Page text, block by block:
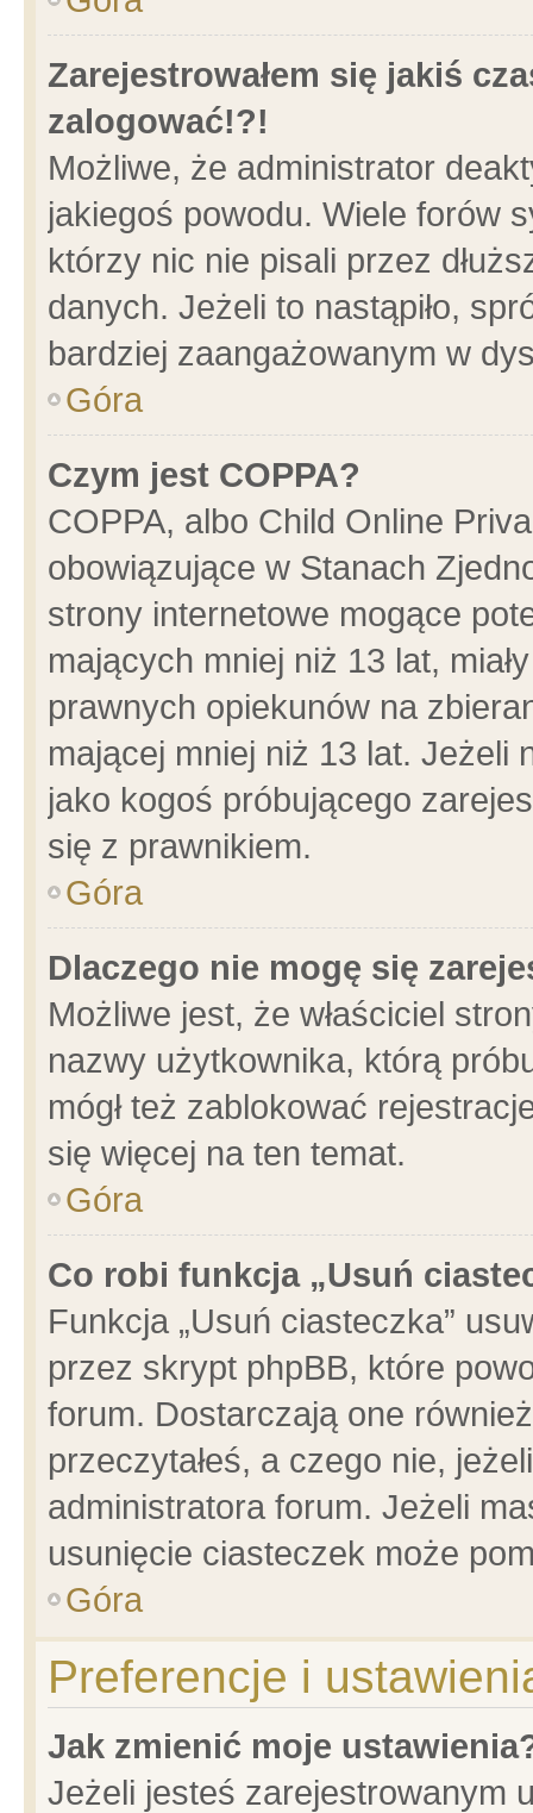
Zarejestrowałem się jakiś
zalogować!?!
Możliwe, że administrator
jakiegoś powodu. Wiele forów
którzy nic nie pisali przez
danych. Jeżeli to nastąpiło,
bardziej zaangażowanym w
Góra
Czym jest COPPA?
COPPA, albo Child Online
obowiązujące w Stanach
strony internetowe mogące
mających mniej niż 13 lat,
prawnych opiekunów na
mającej mniej niż 13 lat. Jeżeli
jako kogoś próbującego
się z prawnikiem.
Góra
Dlaczego nie mogę się
Możliwe jest, że właściciel
nazwy użytkownika, którą
mógł też zablokować
się więcej na ten temat.
Góra
Co robi funkcja „Usuń
Funkcja „Usuń ciasteczka”
przez skrypt phpBB, które
forum. Dostarczają one
przeczytałeś, a czego nie,
administratora forum. Jeżeli
usunięcie ciasteczek może
Góra
Preferencje i
Jak zmienić moje
Jeżeli jesteś zarejestrowanym